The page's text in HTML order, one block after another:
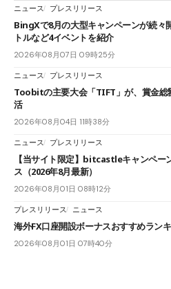
ニュース プレスリリース
BingXで8月の大型キャンペーンが続々
トルなど4イベントを紹介
2026年08月07日 09時25分
ニュース プレスリリース
Toobitの主要大会「TIFT」が、賞金総
活
2026年08月04日 11時38分
ニュース プレスリリース
【当サイト限定】bitcastleキャンペー
ス（2026年8月最新）
2026年08月01日 08時12分
プレスリリース ニュース
海外FX口座開設ボーナスおすすめラン
2026年08月01日 07時40分